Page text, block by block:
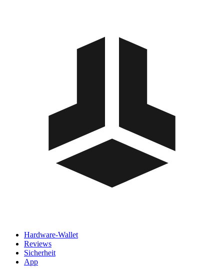
Hardware-Wallet
Reviews
Sicherheit
App